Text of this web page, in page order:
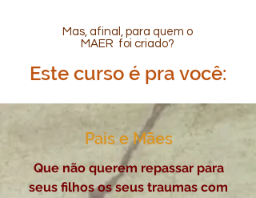
Mas, afinal, para quem o
MAER foi criado?
Este curso é pra você:
Pais e Mães
Que não querem repassar para
seus filhos os seus traumas com